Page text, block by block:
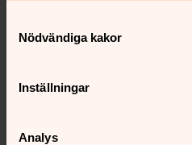
Nödvändiga kakor
Inställningar
Analys